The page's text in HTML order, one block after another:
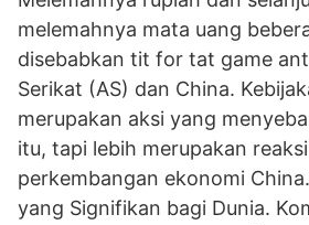
melemahnya mata uang
disebabkan tit for tat game
Serikat (AS) dan China.
merupakan aksi yang
itu, tapi lebih merupakan
perkembangan ekonomi
yang Signifikan bagi Dunia.